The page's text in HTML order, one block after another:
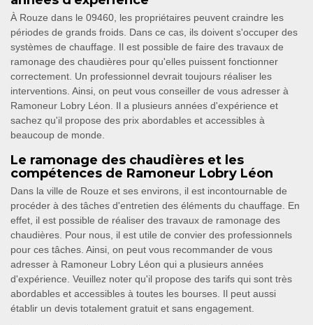
À Rouze dans le 09460, les propriétaires peuvent craindre les
périodes de grands froids. Dans ce cas, ils doivent s'occuper des
systèmes de chauffage. Il est possible de faire des travaux de
ramonage des chaudières pour qu'elles puissent fonctionner
correctement. Un professionnel devrait toujours réaliser les
interventions. Ainsi, on peut vous conseiller de vous adresser à
Ramoneur Lobry Léon. Il a plusieurs années d'expérience et
sachez qu'il propose des prix abordables et accessibles à
beaucoup de monde.
Le ramonage des chaudières et les
compétences de Ramoneur Lobry Léon
Dans la ville de Rouze et ses environs, il est incontournable de
procéder à des tâches d'entretien des éléments du chauffage. En
effet, il est possible de réaliser des travaux de ramonage des
chaudières. Pour nous, il est utile de convier des professionnels
pour ces tâches. Ainsi, on peut vous recommander de vous
adresser à Ramoneur Lobry Léon qui a plusieurs années
d'expérience. Veuillez noter qu'il propose des tarifs qui sont très
abordables et accessibles à toutes les bourses. Il peut aussi
établir un devis totalement gratuit et sans engagement.